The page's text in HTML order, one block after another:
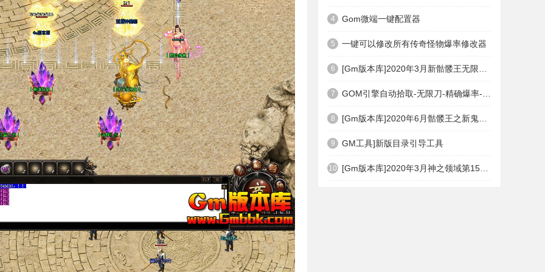
4 Gom微端一键配置器
5 一键可以修改所有传奇怪物爆率修改器
6
7
8
9 GM工具]新版目录引导工具
10